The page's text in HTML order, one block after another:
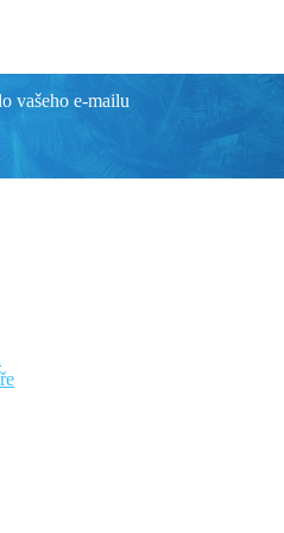
kategorie
centrum hlavního města
lobby, TV místnost, bar s
Veranda, Výhled do zahrady
Veranda, Výhled na bazén
Výhled do zahrady
vašeho e-mailu